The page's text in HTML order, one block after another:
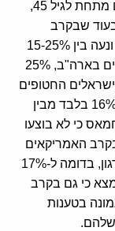
איתן ביחס לגיל הנשאלים: עבור המשתתפים מתחת לגיל 45,
הכוזבות נעה בין 27-35%, בעוד שבקרב
הנשאלים מעל גיל 45 – התמיכה נמוכה יותר ונעה בין 15-25%
בלבד. עוד עולה מהממצאים כי בקרב הצעירים בארה"ב, 25%
החטופים
בעזה מטופלים "באופן חיובי ואדיב" (לעומת 16% בלבד מבין
כי לא בוצעו
אונס מכוונים בנשים ישראליות, 27% בקרב האמריקאים
מתחת לגיל 45 הסכימו לקבל את טענות הארגון, בדומה ל-17%
כי גם בקרב
בטענות